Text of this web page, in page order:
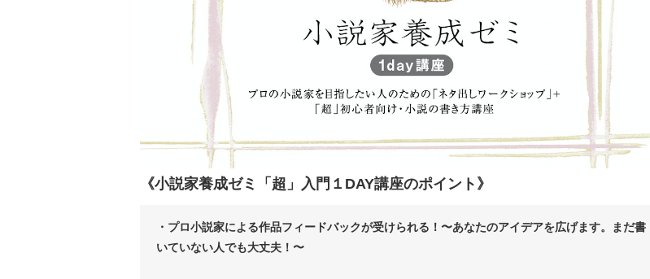
《小説家養成ゼミ「超」入門１DAY講座のポイント》
・プロ小説家による作品フィードバックが受けられる！〜あなたのアイデアを広げます。まだ書
いていない人でも大丈夫！〜